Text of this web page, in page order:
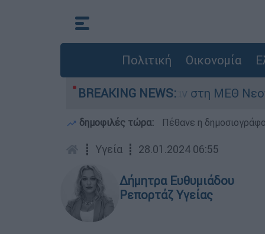
Πολιτική Οικονομία
BREAKING NEWS:
- Νοσηλευόταν στη ΜΕΘ Νεογνών
δημοφιλές τώρα: Πέθανε η
┋ Υγεία ┋ 28.01.2024 06:55
Δήμητρα Ευθυμιάδου
Ρεπορτάζ Υγείας